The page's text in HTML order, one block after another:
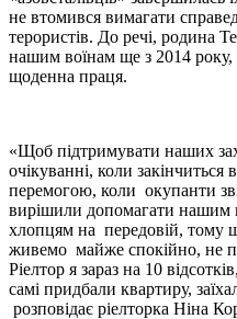
не втомився вимагати
терористів. До речі, родина
нашим воїнам ще з 2014 року,
щоденна праця.
«Щоб підтримувати наших
очікуванні, коли
перемогою, коли окупанти
вирішили допомагати нашим
хлопцям на передовій, тому
живемо майже спокійно, не
Ріелтор я зараз на 10
самі придбали квартиру,
розповідає ріелторка Ніна